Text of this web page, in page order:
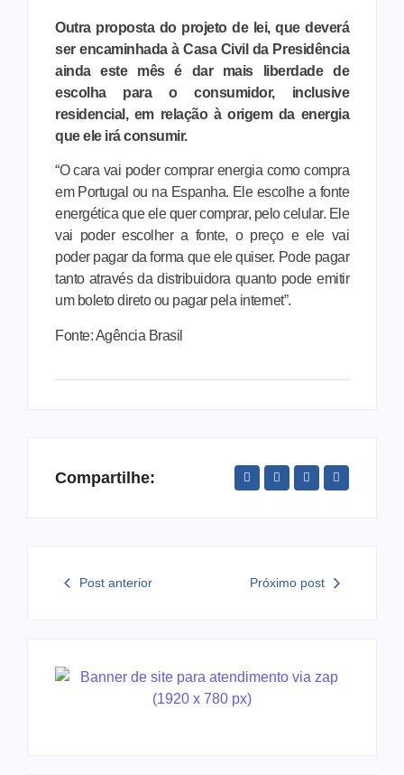
Outra proposta do projeto de lei, que deverá
ser encaminhada à Casa Civil da Presidência
ainda este mês é dar mais liberdade de
escolha para o consumidor, inclusive
residencial, em relação à origem da energia
que ele irá consumir.
“O cara vai poder comprar energia como compra
em Portugal ou na Espanha. Ele escolhe a fonte
energética que ele quer comprar, pelo celular. Ele
vai poder escolher a fonte, o preço e ele vai
poder pagar da forma que ele quiser. Pode pagar
tanto através da distribuidora quanto pode emitir
um boleto direto ou pagar pela internet”.
Fonte: Agência Brasil
Compartilhe:
Post anterior Próximo post